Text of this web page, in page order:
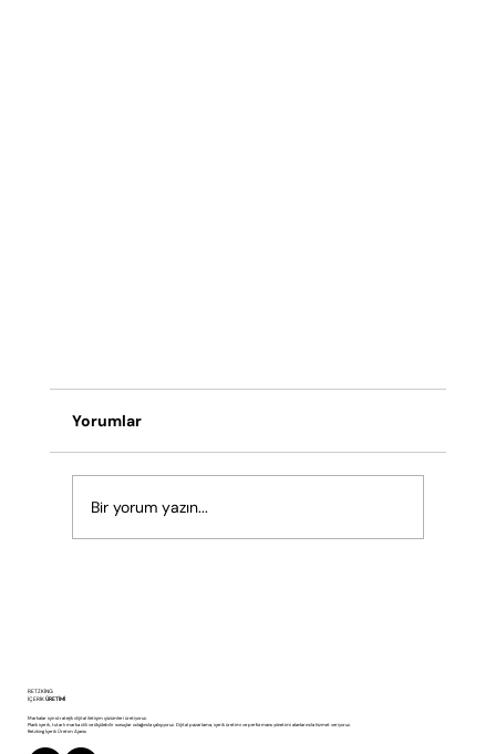
Yorumlar
Bir yorum yazın...
RETZKING
İÇERİKÜRETİMİ
Markalar için stratejik dijital iletişim çözümleri üretiyoruz.
Planlı içerik, tutarlı marka dili ve ölçülebilir sonuçlar odağında çalışıyoruz. Dijital pazarlama, içerik üretimi ve performans yönetimi alanlarında hizmet veriyoruz.
Retzking İçerik Üretim Ajansı